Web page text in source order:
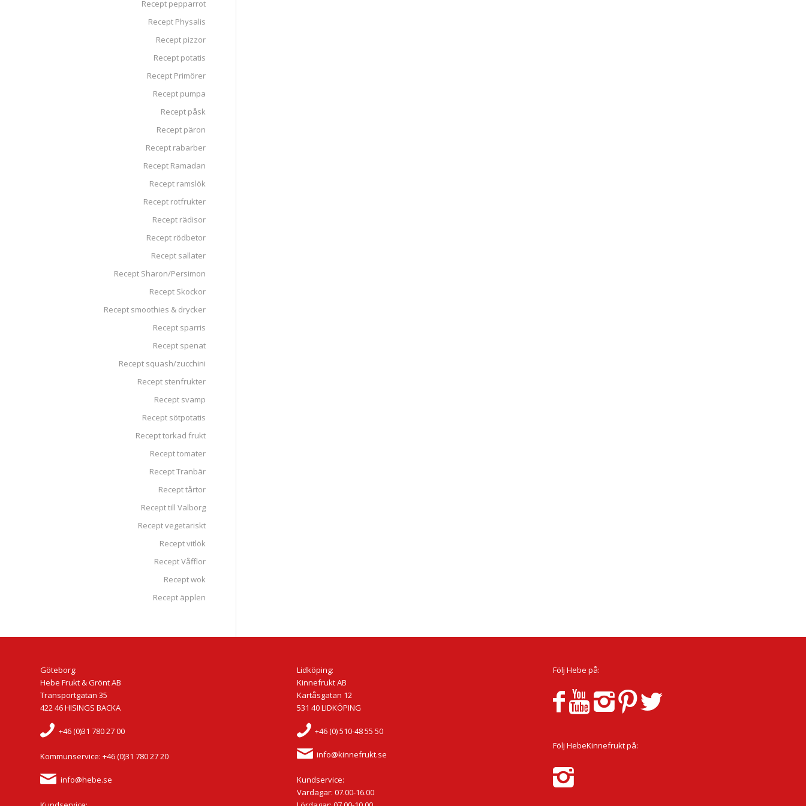
Recept pepparrot
Recept Physalis
Recept pizzor
Recept potatis
Recept Primörer
Recept pumpa
Recept påsk
Recept päron
Recept rabarber
Recept Ramadan
Recept ramslök
Recept rotfrukter
Recept rädisor
Recept rödbetor
Recept sallater
Recept Sharon/Persimon
Recept Skockor
Recept smoothies & drycker
Recept sparris
Recept spenat
Recept squash/zucchini
Recept stenfrukter
Recept svamp
Recept sötpotatis
Recept torkad frukt
Recept tomater
Recept Tranbär
Recept tårtor
Recept till Valborg
Recept vegetariskt
Recept vitlök
Recept Våfflor
Recept wok
Recept äpplen
Göteborg:
Hebe Frukt & Grönt AB
Transportgatan 35
422 46 HISINGS BACKA
+46 (0)31 780 27 00
Kommunservice: +46 (0)31 780 27 20
info@hebe.se
Lidköping:
Kinnefrukt AB
Kartåsgatan 12
531 40 LIDKÖPING
+46 (0) 510-48 55 50
info@kinnefrukt.se
Kundservice:
Vardagar: 07.00-16.00
Följ Hebe på:
Följ HebeKinnefrukt på: